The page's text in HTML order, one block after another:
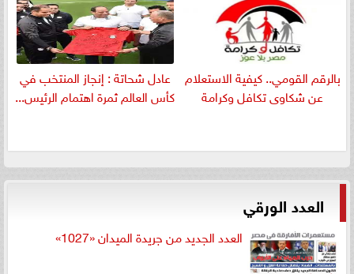
بالرقم القومي.. كيفية الاستعلام
عن شكاوى تكافل وكرامة
عادل شحاتة : إنجاز المنتخب في
كأس العالم ثمرة اهتمام الرئيس...
العدد الورقي
العدد الجديد من جريدة الميدان «1027»